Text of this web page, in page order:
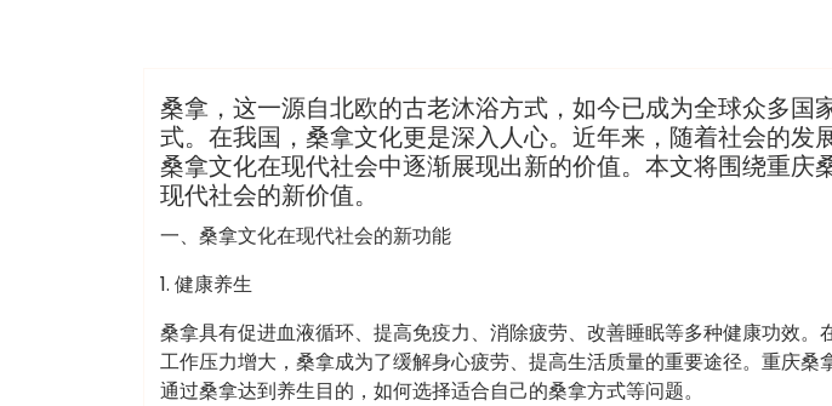
洗浴休闲会所
桑拿，这一源自北欧的古老沐浴方式，如今已成为全球众多国
式。在我国，桑拿文化更是深入人心。近年来，随着社会的发
桑拿文化在现代社会中逐渐展现出新的价值。本文将围绕重庆
现代社会的新价值。
一、桑拿文化在现代社会的新功能
1. 健康养生
桑拿具有促进血液循环、提高免疫力、消除疲劳、改善睡眠等多种健康功效。
工作压力增大，桑拿成为了缓解身心疲劳、提高生活质量的重要途径。重庆桑
通过桑拿达到养生目的，如何选择适合自己的桑拿方式等问题。